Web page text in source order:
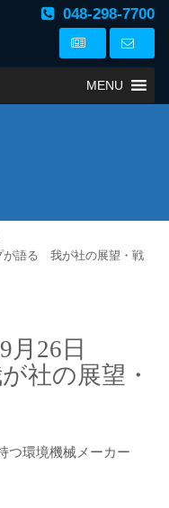
048-298-7700
MENU
が語る 我が社の展望・戦
9月26日
社の展望・
つ環境機械メーカー